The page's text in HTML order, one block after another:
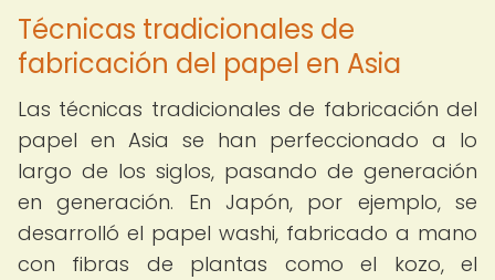
Técnicas tradicionales de
fabricación del papel en Asia
Las técnicas tradicionales de fabricación del
papel en Asia se han perfeccionado a lo
largo de los siglos, pasando de generación
en generación. En Japón, por ejemplo, se
desarrolló el papel washi, fabricado a mano
con fibras de plantas como el kozo, el